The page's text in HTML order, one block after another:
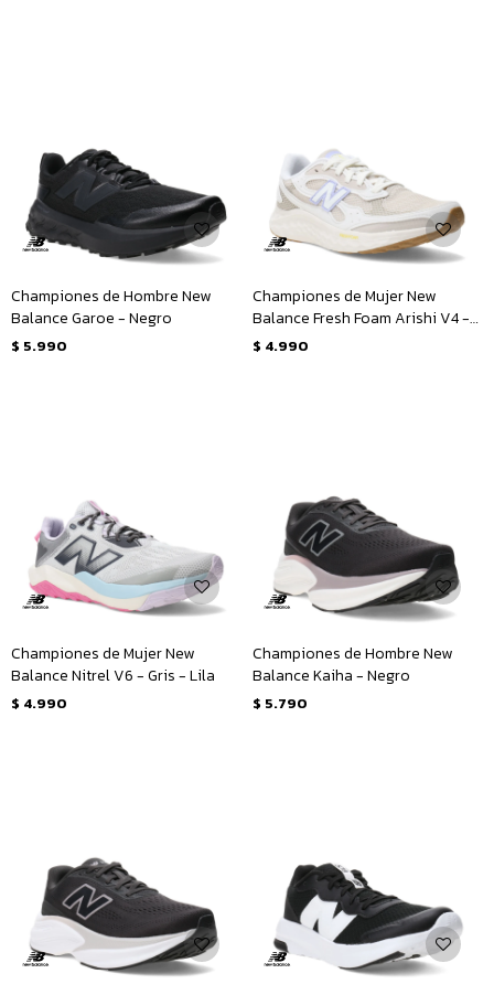
Championes de Hombre New
Balance Garoe - Negro
$ 5.990
Championes de Mujer New
Balance Fresh Foam Arishi V4 -
Beige - Lila
$ 4.990
Championes de Mujer New
Balance Nitrel V6 - Gris - Lila
$ 4.990
Championes de Hombre New
Balance Kaiha - Negro
$ 5.790